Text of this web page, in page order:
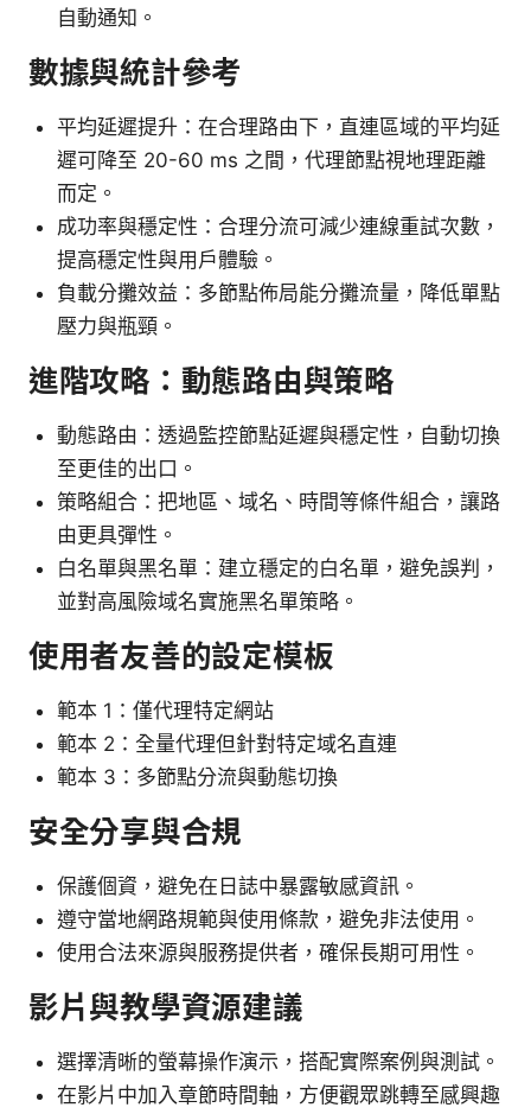
自動通知。
數據與統計參考
平均延遲提升：在合理路由下，直連區域的平均延
遲可降至 20-60 ms 之間，代理節點視地理距離
而定。
成功率與穩定性：合理分流可減少連線重試次數，
提高穩定性與用戶體驗。
負載分攤效益：多節點佈局能分攤流量，降低單點
壓力與瓶頸。
進階攻略：動態路由與策略
動態路由：透過監控節點延遲與穩定性，自動切換
至更佳的出口。
策略組合：把地區、域名、時間等條件組合，讓路
由更具彈性。
白名單與黑名單：建立穩定的白名單，避免誤判，
並對高風險域名實施黑名單策略。
使用者友善的設定模板
範本 1：僅代理特定網站
範本 2：全量代理但針對特定域名直連
範本 3：多節點分流與動態切換
安全分享與合規
保護個資，避免在日誌中暴露敏感資訊。
遵守當地網路規範與使用條款，避免非法使用。
使用合法來源與服務提供者，確保長期可用性。
影片與教學資源建議
選擇清晰的螢幕操作演示，搭配實際案例與測試。
在影片中加入章節時間軸，方便觀眾跳轉至感興趣